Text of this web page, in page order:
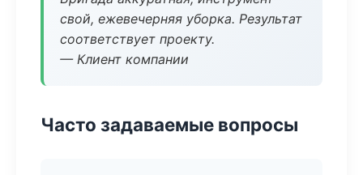
свой, ежевечерняя уборка. Результат
соответствует проекту.
— Клиент компании
Часто задаваемые вопросы